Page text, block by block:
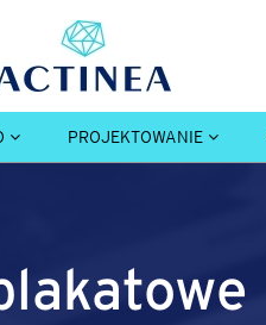
PROJEKTOWANIE